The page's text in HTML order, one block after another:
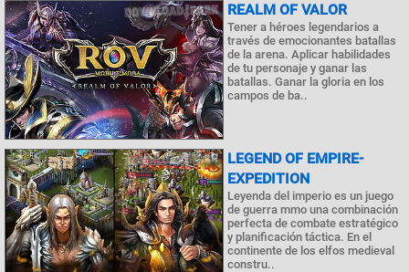
REALM OF VALOR
Tener a héroes legendarios a
través de emocionantes batallas
de la arena. Aplicar habilidades
de tu personaje y ganar las
batallas. Ganar la gloria en los
campos de ba..
LEGEND OF EMPIRE-
EXPEDITION
Leyenda del imperio es un juego
de guerra mmo una combinación
perfecta de combate estratégico
y planificación táctica. En el
continente de los elfos medieval
constru..